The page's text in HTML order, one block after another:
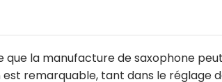
la manufacture de saxophone
remarquable, tant dans le réglage